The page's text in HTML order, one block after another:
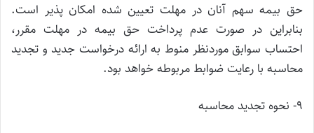
حق بیمه سهم آنان در مهلت تعیین شده امکان پذیر است.
بنابراین در صورت عدم پرداخت حق بیمه در مهلت مقرر،
احتساب سوابق موردنظر منوط به ارائه درخواست جدید و تجدید
محاسبه با رعایت ضوابط مربوطه خواهد بود.
۹- نحوه تجدید محاسبه